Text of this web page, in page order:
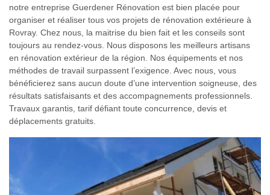
notre entreprise Guerdener Rénovation est bien placée pour
organiser et réaliser tous vos projets de rénovation extérieure à
Rovray. Chez nous, la maitrise du bien fait et les conseils sont
toujours au rendez-vous. Nous disposons les meilleurs artisans
en rénovation extérieur de la région. Nos équipements et nos
méthodes de travail surpassent l’exigence. Avec nous, vous
bénéficierez sans aucun doute d’une intervention soigneuse, des
résultats satisfaisants et des accompagnements professionnels.
Travaux garantis, tarif défiant toute concurrence, devis et
déplacements gratuits.